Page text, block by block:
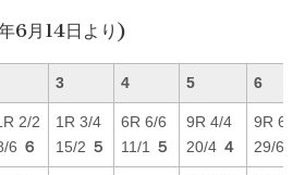
6月14日より)
3 4 5 6
2/2
6 ６
1R 3/4
15/2 ５
6R 6/6
11/1
５
9R 4/4
20/4 ４
9R 6/6
29/6